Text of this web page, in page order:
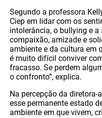
Segundo a professora
Ciep em lidar com os
intolerância, o bullying e
compaixão, amizade e
ambiente e da cultura em
é muito difícil conviver
fracasso. Se perdem
o confronto”, explica.
Na percepção da
esse permanente estado
ambiente em que vivem,